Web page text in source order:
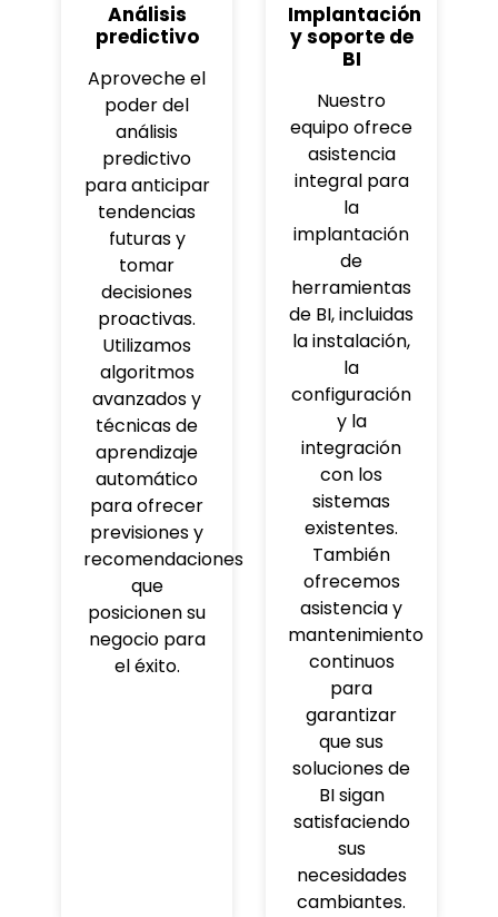
Análisis
predictivo
Aproveche el
poder del
análisis
predictivo
para anticipar
tendencias
futuras y
tomar
decisiones
proactivas.
Utilizamos
algoritmos
avanzados y
técnicas de
aprendizaje
automático
para ofrecer
previsiones y
recomendaciones
que
posicionen su
negocio para
el éxito.
Implantación
y soporte de
BI
Nuestro
equipo ofrece
asistencia
integral para
la
implantación
de
herramientas
de BI, incluidas
la instalación,
la
configuración
y la
integración
con los
sistemas
existentes.
También
ofrecemos
asistencia y
mantenimiento
continuos
para
garantizar
que sus
soluciones de
BI sigan
satisfaciendo
sus
necesidades
cambiantes.